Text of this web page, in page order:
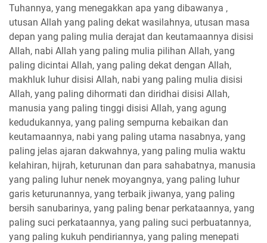
Tuhannya, yang menegakkan apa yang dibawanya ,
utusan Allah yang paling dekat wasilahnya, utusan masa
depan yang paling mulia derajat dan keutamaannya disisi
Allah, nabi Allah yang paling mulia pilihan Allah, yang
paling dicintai Allah, yang paling dekat dengan Allah,
makhluk luhur disisi Allah, nabi yang paling mulia disisi
Allah, yang paling dihormati dan diridhai disisi Allah,
manusia yang paling tinggi disisi Allah, yang agung
kedudukannya, yang paling sempurna kebaikan dan
keutamaannya, nabi yang paling utama nasabnya, yang
paling jelas ajaran dakwahnya, yang paling mulia waktu
kelahiran, hijrah, keturunan dan para sahabatnya, manusia
yang paling luhur nenek moyangnya, yang paling luhur
garis keturunannya, yang terbaik jiwanya, yang paling
bersih sanubarinya, yang paling benar perkataannya, yang
paling suci perkataannya, yang paling suci perbuatannya,
yang paling kukuh pendiriannya, yang paling menepati